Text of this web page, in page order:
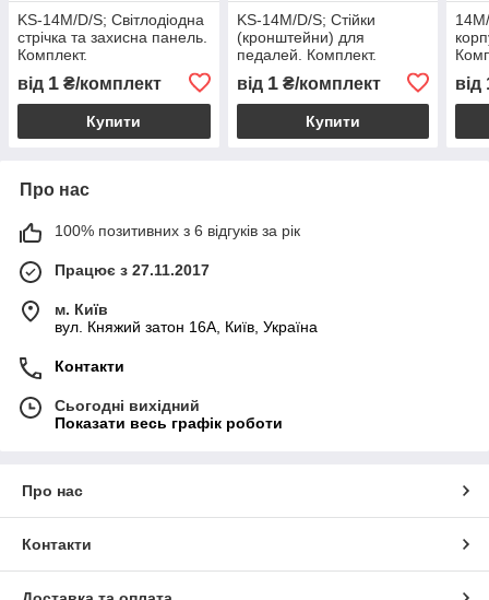
KS-14M/D/S; Світлодіодна
стрічка та захисна панель.
Комплект.
від 1 ₴/комплект
Купити
KS-14M/D/S; Стійки
(кронштейни) для
педалей. Комплект.
від 1₴/комплект
Купити
від
Про нас
100% позитивних з 6 відгуків за рік
Працює з 27.11.2017
м. Київ
вул. Княжий затон 16А, Київ, Україна
Контакти
Сьогодні вихідний
Показати весь графік роботи
Про нас
Контакти